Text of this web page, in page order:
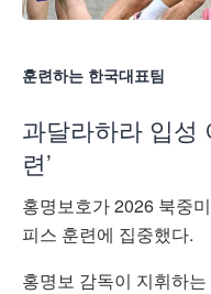
훈련하는 한국대표팀
과달라하라 입성
련’
홍명보호가 2026 북중
피스 훈련에 집중했다.
홍명보 감독이 지휘하